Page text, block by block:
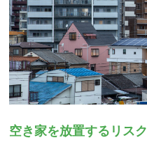
空き家を放置するリスク